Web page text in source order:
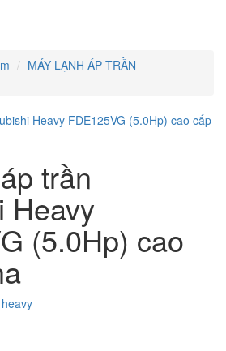
MÁY LẠNH ÁP TRẦN
trần
Heavy
(5.0Hp) cao